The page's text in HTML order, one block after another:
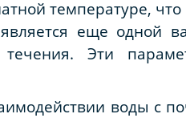
температуре,
еще одной
Эти
воды с